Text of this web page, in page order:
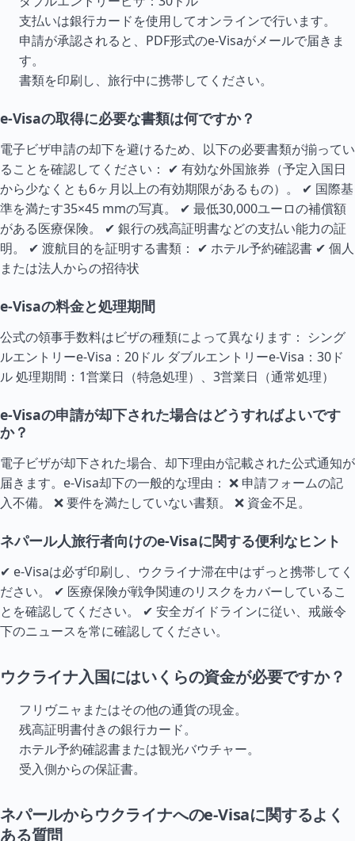
支払いは銀行カードを使用してオンラインで行います。
申請が承認されると、PDF形式のe-Visaがメールで届きま
す。
書類を印刷し、旅行中に携帯してください。
e-Visaの取得に必要な書類は何ですか？
電子ビザ申請の却下を避けるため、以下の必要書類が揃ってい
ることを確認してください： ✔ 有効な外国旅券（予定入国日
から少なくとも6ヶ月以上の有効期限があるもの）。 ✔ 国際基
準を満たす35×45 mmの写真。 ✔ 最低30,000ユーロの補償額
がある医療保険。 ✔ 銀行の残高証明書などの支払い能力の証
明。 ✔ 渡航目的を証明する書類： ✔ ホテル予約確認書 ✔ 個人
または法人からの招待状
e-Visaの料金と処理期間
公式の領事手数料はビザの種類によって異なります： シング
ルエントリーe-Visa：20ドル ダブルエントリーe-Visa：30ド
ル 処理期間：1営業日（特急処理）、3営業日（通常処理）
e-Visaの申請が却下された場合はどうすればよいです
か？
電子ビザが却下された場合、却下理由が記載された公式通知が
届きます。e-Visa却下の一般的な理由： ❌ 申請フォームの記
入不備。 ❌ 要件を満たしていない書類。 ❌ 資金不足。
ネパール人旅行者向けのe-Visaに関する便利なヒント
✔ e-Visaは必ず印刷し、ウクライナ滞在中はずっと携帯してく
ださい。 ✔ 医療保険が戦争関連のリスクをカバーしているこ
とを確認してください。 ✔ 安全ガイドラインに従い、戒厳令
下のニュースを常に確認してください。
ウクライナ入国にはいくらの資金が必要ですか？
フリヴニャまたはその他の通貨の現金。
残高証明書付きの銀行カード。
ホテル予約確認書または観光バウチャー。
受入側からの保証書。
ネパールからウクライナへのe-Visaに関するよく
ある質問